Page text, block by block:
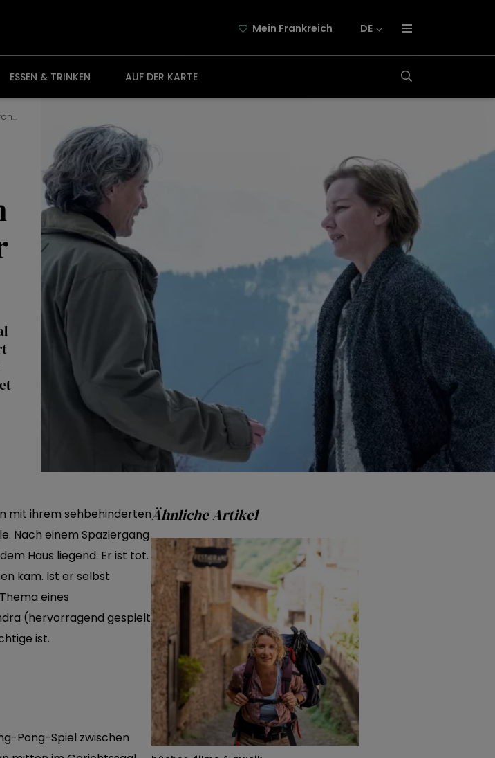
Mein Frankreich DE
ESSEN & TRINKEN AUF DER KARTE
Anatomie eines Falls, ein packender französischer Film
mit ihrem sehbehinderten
Nach einem Spaziergang
Haus liegend. Er ist tot.
kam. Ist er selbst
eines
(hervorragend gespielt
ist.
Pong-Spiel zwischen
Ähnliche Artikel